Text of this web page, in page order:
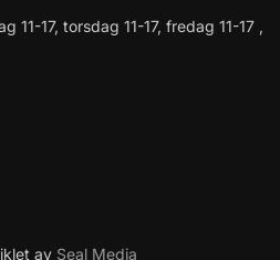
17, torsdag 11-17, fredag 11-17 ,
av Seal Media